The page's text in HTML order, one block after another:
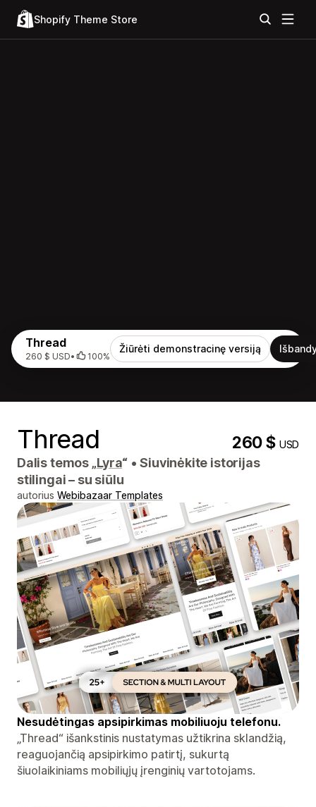
Shopify Theme Store
Thread
260 $ USD• 100%
Žiūrėti demonstracinę versiją
Thread 260 $USD
Dalis temos „Lyra“ • Siuvinėkite istorijas
stilingai – su siūlu
autorius Webibazaar Templates
Nesudėtingas apsipirkimas mobiliuoju telefonu.
„Thread“ išankstinis nustatymas užtikrina sklandžią,
reaguojančią apsipirkimo patirtį, sukurtą
šiuolaikiniams mobiliųjų įrenginių vartotojams.